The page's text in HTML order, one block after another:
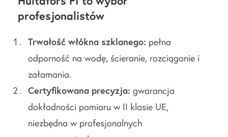
profesjonalistów
Trwałość włókna szklanego: pełna
odporność na wodę, ścieranie, rozciąganie i
załamania.
Certyfikowana precyzja: gwarancja
dokładności pomiaru w II klasie UE,
niezbędna w profesjonalnych